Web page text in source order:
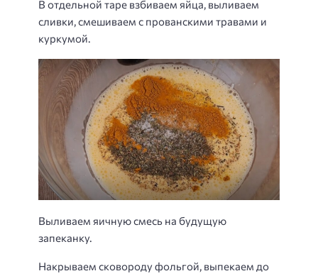
В отдельной таре взбиваем яйца, выливаем
сливки, смешиваем с прованскими травами и
куркумой.
Выливаем яичную смесь на будущую
запеканку.
Накрываем сковороду фольгой, выпекаем до